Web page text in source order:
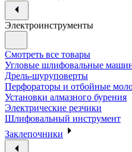
Электроинструменты
Смотреть все товары
Угловые шлифовальные
Дрель-шуруповерты
Перфораторы и отбойные
Установки алмазного бурения
Электрические резчики
Шлифовальный инструмент
Заклепочники